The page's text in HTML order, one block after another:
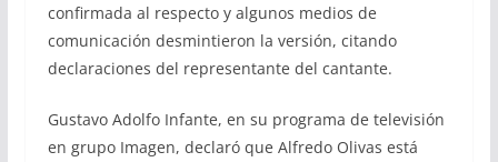
confirmada al respecto y algunos medios de
comunicación desmintieron la versión, citando
declaraciones del representante del cantante.
Gustavo Adolfo Infante, en su programa de televisión
en grupo Imagen, declaró que Alfredo Olivas está